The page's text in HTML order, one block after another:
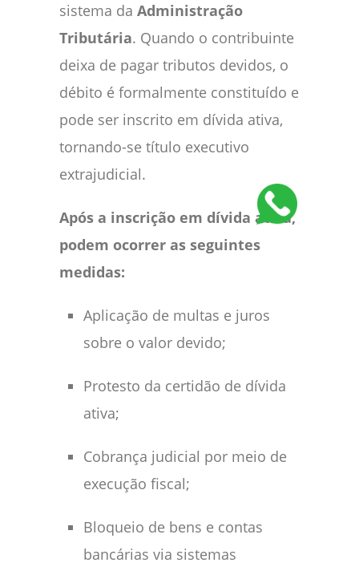
sistema da Administração
Tributária. Quando o contribuinte
deixa de pagar tributos devidos, o
débito é formalmente constituído e
pode ser inscrito em dívida ativa,
tornando-se título executivo
extrajudicial.
Após a inscrição em dívida ativa,
podem ocorrer as seguintes
medidas:
Aplicação de multas e juros
sobre o valor devido;
Protesto da certidão de dívida
ativa;
Cobrança judicial por meio de
execução fiscal;
Bloqueio de bens e contas
bancárias via sistemas